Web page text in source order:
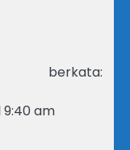
berkata:
9:40 am